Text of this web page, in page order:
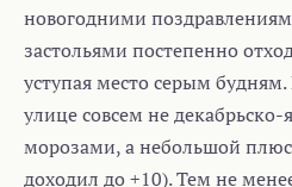
новогодними
застольями постепенно
уступая место серым
улице совсем не декабрьско-
морозами, а небольшой
доходил до +10). Тем не